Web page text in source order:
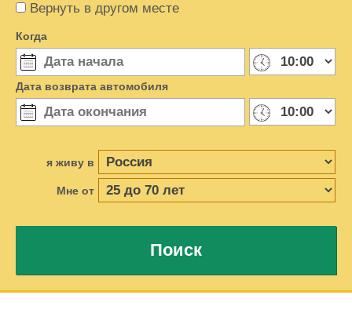
Вернуть в другом месте
Когда
Дата возврата автомобиля
я живу в
Мне от
Поиск